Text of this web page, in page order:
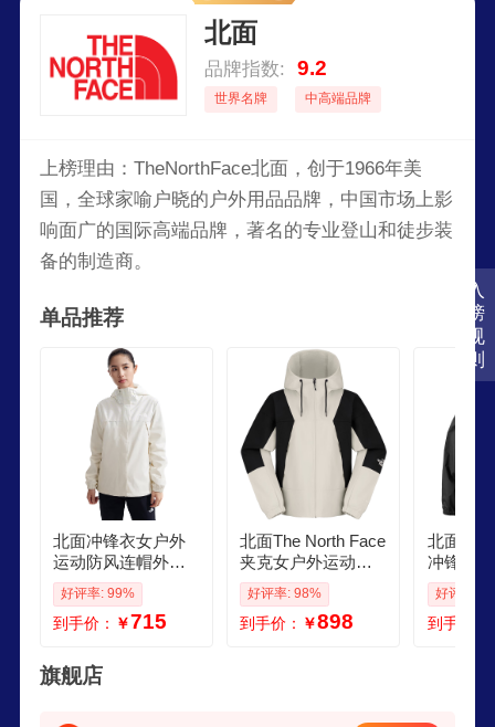
入
榜
规
则
北面
品牌指数: 9.2
世界名牌 中高端品牌
上榜理由：TheNorthFace北面，创于1966年美
国，全球家喻户晓的户外用品品牌，中国市场上影
响面广的国际高端品牌，著名的专业登山和徒步装
备的制造商。
单品推荐
北面冲锋衣女户外
运动防风连帽外套
夹克单层登山服 8D
FA QLI S155
好评率: 99%
到手价： ￥715
北面The North Face
夹克女户外运动春
撞色长袖外套防风
登山服 8EXC ROU
XXL175
好评率: 98%
到手价： ￥898
北面The
冲锋衣
年春夏
外登山
DRZ
好评率:
到手价：
旗舰店